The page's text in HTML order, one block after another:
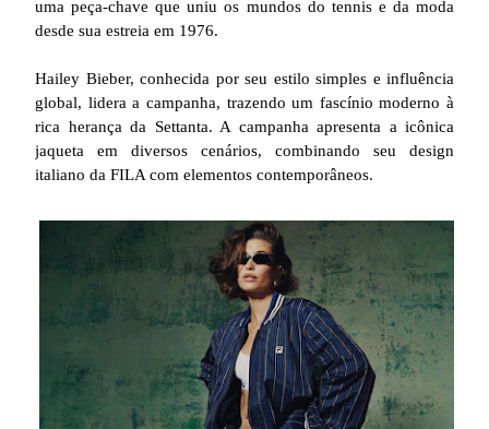
uma peça-chave que uniu os mundos do tennis e da moda
desde sua estreia em 1976.
Hailey Bieber, conhecida por seu estilo simples e influência
global, lidera a campanha, trazendo um fascínio moderno à
rica herança da Settanta. A campanha apresenta a icônica
jaqueta em diversos cenários, combinando seu design
italiano da FILA com elementos contemporâneos.